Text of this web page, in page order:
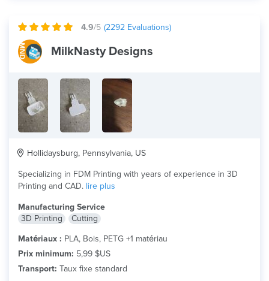
4.9/5 (2292 Evaluations)
MilkNasty Designs
Hollidaysburg, Pennsylvania, US
Specializing in FDM Printing with years of experience in 3D
Printing and CAD. lire plus
Manufacturing Service
3D Printing
Cutting
Matériaux : PLA, Bois, PETG +1 matériau
Prix minimum: 5,99 $US
Transport: Taux fixe standard